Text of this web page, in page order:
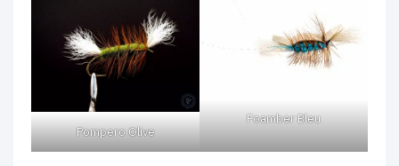
Pompero Olive
Foamber Bleu